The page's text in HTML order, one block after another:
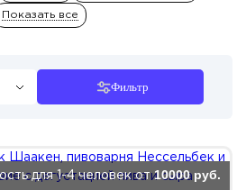
Показать все
Фильтр
для 1-4 человек от10000 руб.